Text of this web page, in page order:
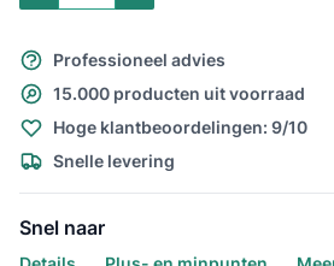
Professioneel advies
15.000 producten uit voorraad
Hoge klantbeoordelingen: 9/10
Snelle levering
Snel naar